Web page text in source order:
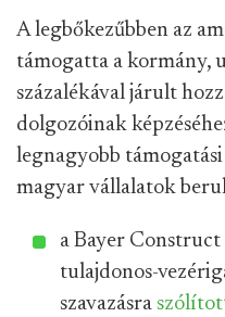
A legbőkezűbben az
támogatta a kormány,
százalékával járult
dolgozóinak
legnagyobb
magyar vállalatok
a Bayer
tulajdonos-
szavazásra